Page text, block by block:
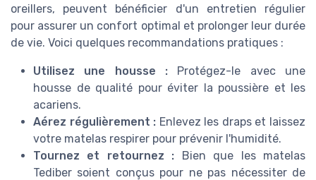
oreillers, peuvent bénéficier d'un entretien régulier
pour assurer un confort optimal et prolonger leur durée
de vie. Voici quelques recommandations pratiques :
Utilisez une housse : Protégez-le avec une
housse de qualité pour éviter la poussière et les
acariens.
Aérez régulièrement : Enlevez les draps et laissez
votre matelas respirer pour prévenir l'humidité.
Tournez et retournez : Bien que les matelas
Tediber soient conçus pour ne pas nécessiter de